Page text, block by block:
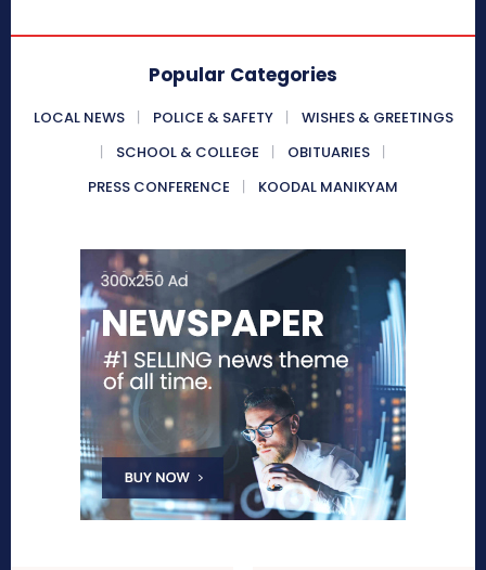
Popular Categories
LOCAL NEWS POLICE & SAFETY
WISHES & GREETINGS
SCHOOL & COLLEGE
OBITUARIES
PRESS CONFERENCE
KOODAL MANIKYAM